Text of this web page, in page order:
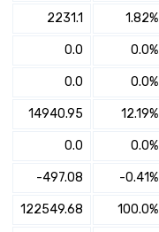
1.82%
2231.1
0.0%
0.0
0.0%
0.0
12.19%
14940.95
0.0%
0.0
-0.41%
-497.08
100.0%
122549.68